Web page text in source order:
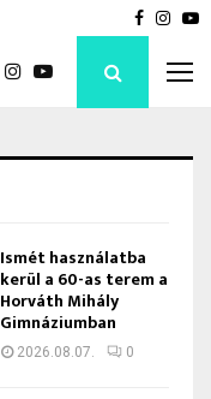
Ismét
Ismét használatba
kerül a 60-as terem a
Horváth Mihály
Gimnáziumban
2026.08.07. 0